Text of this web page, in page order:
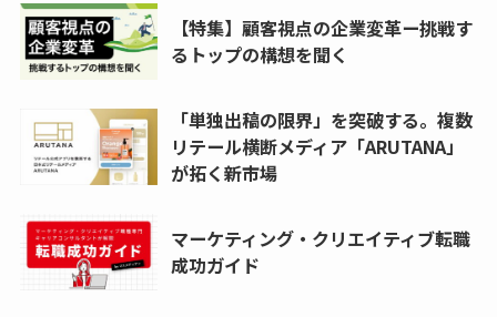
【特集】顧客視点の企業変革ー挑戦す
るトップの構想を聞く
「単独出稿の限界」を突破する。複数
リテール横断メディア「ARUTANA」
が拓く新市場
マーケティング・クリエイティブ転職
成功ガイド